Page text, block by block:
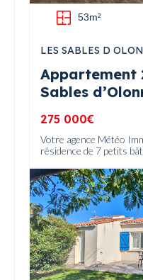
53m²
Appartement
Sables
LES SABLES D
275 000€
Votre agence Météo
résidence de 7 petits